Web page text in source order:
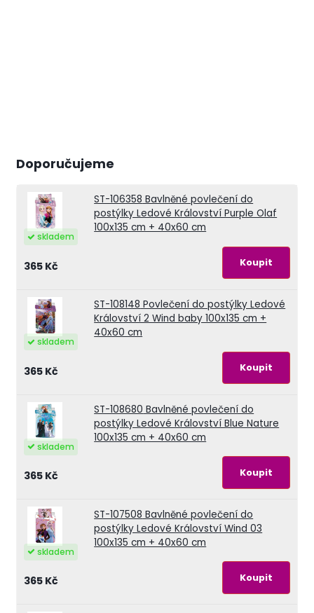
Doporučujeme
ST-106358 Bavlněné povlečení do
postýlky Ledové Království Purple Olaf
100x135 cm + 40x60 cm
skladem
365 Kč
ST-108148 Povlečení do postýlky Ledové
Království 2 Wind baby 100x135 cm +
40x60 cm
skladem
365 Kč
ST-108680 Bavlněné povlečení do
postýlky Ledové Království Blue Nature
100x135 cm + 40x60 cm
skladem
365 Kč
ST-107508 Bavlněné povlečení do
postýlky Ledové Království Wind 03
100x135 cm + 40x60 cm
skladem
365 Kč